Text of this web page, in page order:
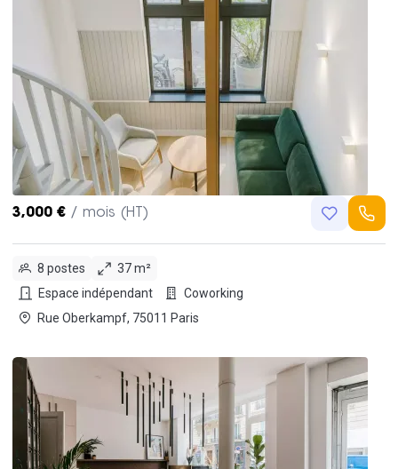
3,000 € / mois (HT)
8 postes
37 m²
Espace indépendant
Coworking
Rue Oberkampf, 75011 Paris